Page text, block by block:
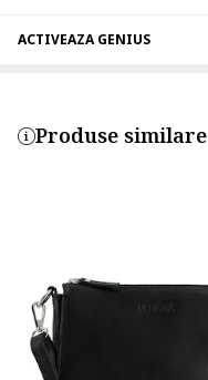
ACTIVEAZA GENIUS
Produse similare